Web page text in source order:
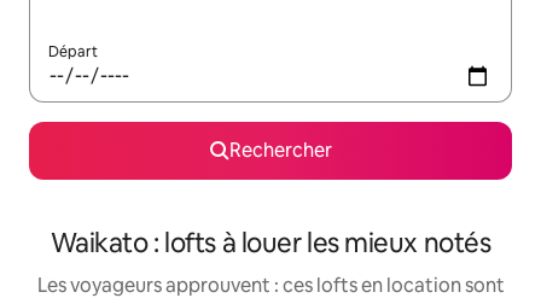
Départ
Rechercher
Waikato : lofts à louer les mieux notés
Les voyageurs approuvent : ces lofts en location sont